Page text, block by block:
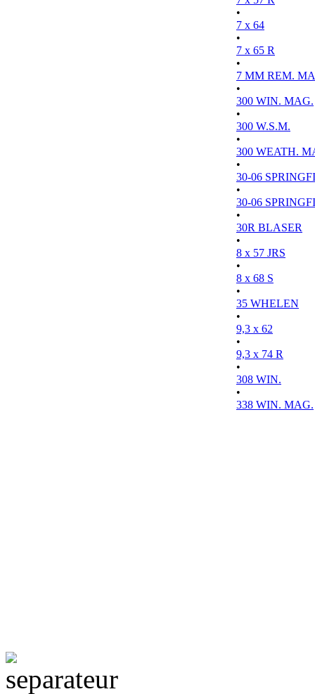
•
7 x 64
•
7 x 65 R
•
7 MM REM.
•
300 WIN. MAG.
•
300 W.S.M.
•
300 WEATH.
•
30-06
•
30-06
•
30R BLASER
•
8 x 57 JRS
•
8 x 68 S
•
35 WHELEN
•
9,3 x 62
•
9,3 x 74 R
•
308 WIN.
•
338 WIN. MAG.